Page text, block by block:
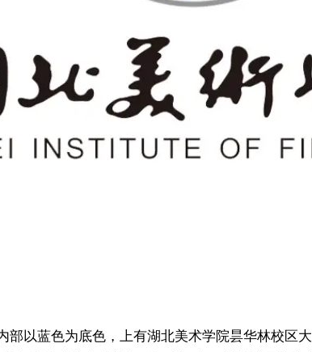
以蓝色为底色，上有湖北美术学院昙华林校区